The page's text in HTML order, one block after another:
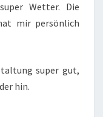
Wetter. Die
mir persönlich
super gut,
hin.